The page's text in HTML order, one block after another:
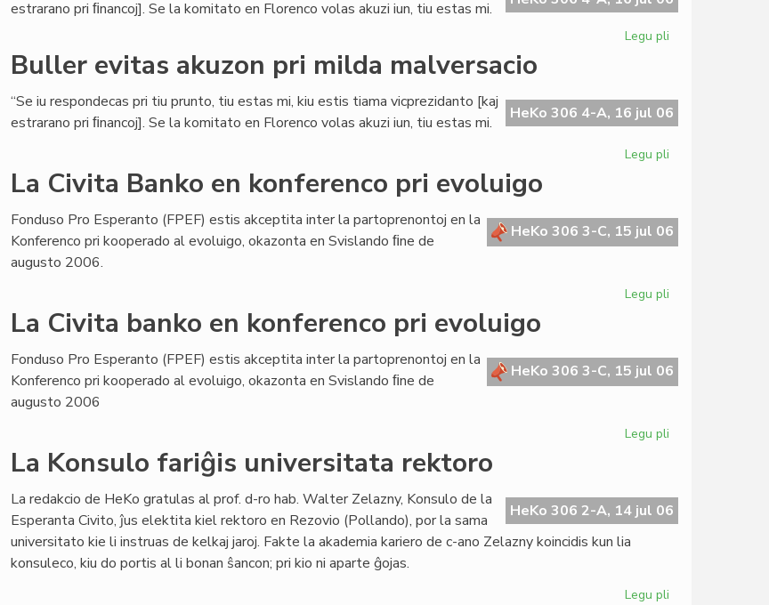
estrarano pri ﬁnancoj]. Se la komitato en Florenco volas akuzi iun, tiu estas mi.
Legu pli
pri
milda
Buller evitas akuzon pri milda malversacio
HeKo 306 4-A, 16 jul 06
“Se iu respondecas pri tiu prunto, tiu estas mi, kiu estis tiama vicprezidanto [kaj
estrarano pri ﬁnancoj]. Se la komitato en Florenco volas akuzi iun, tiu estas mi.
Legu pli
pri
milda
La Civita Banko en konferenco pri evoluigo
HeKo 306 3-C, 15 jul 06
Fonduso Pro Esperanto (FPEF) estis akceptita inter la partoprenontoj en la
Konferenco pri kooperado al evoluigo, okazonta en Svislando ﬁne de
augusto 2006.
Legu pli
en
konferenco
La Civita banko en konferenco pri evoluigo
HeKo 306 3-C, 15 jul 06
Fonduso Pro Esperanto (FPEF) estis akceptita inter la partoprenontoj en la
Konferenco pri kooperado al evoluigo, okazonta en Svislando ﬁne de
augusto 2006
Legu pli
en
konferenco
La Konsulo fariĝis universitata rektoro
HeKo 306 2-A, 14 jul 06
La redakcio de HeKo gratulas al prof. d-ro hab. Walter Zelazny, Konsulo de la
Esperanta Civito, ĵus elektita kiel rektoro en Rezovio (Pollando), por la sama
universitato kie li instruas de kelkaj jaroj. Fakte la akademia kariero de c-ano Zelazny koincidis kun lia
konsuleco, kiu do portis al li bonan ŝancon; pri kio ni aparte ĝojas.
Legu pli